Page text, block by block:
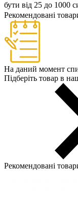
бути від 25 до 1000
Рекомендовані
На даний момент
Підберіть товар в
Рекомендовані